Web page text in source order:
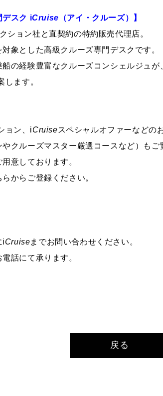
スク iCruise （アイ・クルーズ）】
ション社と直契約の特約販売代理店。
象とした高級クルーズ専門デスクです。
の経験豊富なクルーズコンシェルジュが
します。
ョン、 iCruiseスペシャルオファーなどの
クルーズマスター厳選コースなど）もご
意しております。
からご登録ください。
iCruiseまでお問い合わせください。
話にて承ります。
戻る